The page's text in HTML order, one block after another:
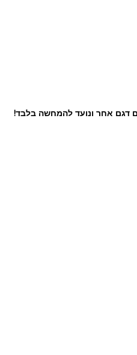
דגם אחר ונועד להמחשה בלבד!